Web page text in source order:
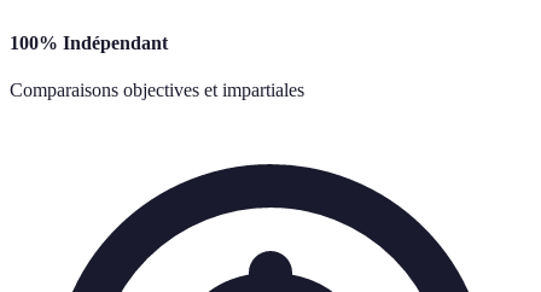
100% Indépendant
Comparaisons objectives et impartiales